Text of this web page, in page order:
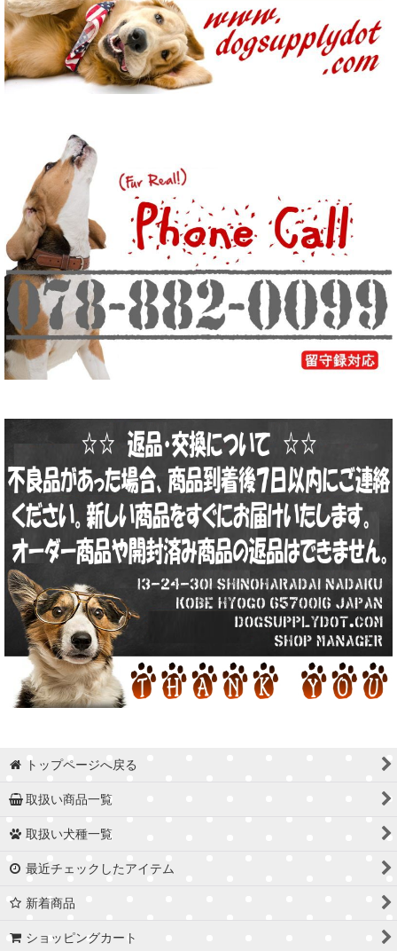
トップページへ戻る
取扱い商品一覧
取扱い犬種一覧
最近チェックしたアイテム
新着商品
ショッピングカート